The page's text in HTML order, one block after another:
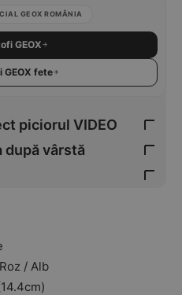
GEOX ROMÂNIA
GEOX
GEOX fete
piciorul VIDEO
după vârstă
Roz / Alb